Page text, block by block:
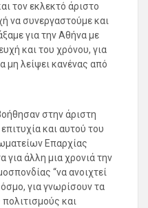
τον εκλεκτό άριστο
να συνεργαστούμε και
για την Αθήνα με
και του χρόνου, για
μη λείψει κανένας από
στην άριστη
και αυτού του
Επαρχίας
για άλλη μια χρονιά την
“να ανοιχτεί
για γνωρίσουν τα
και